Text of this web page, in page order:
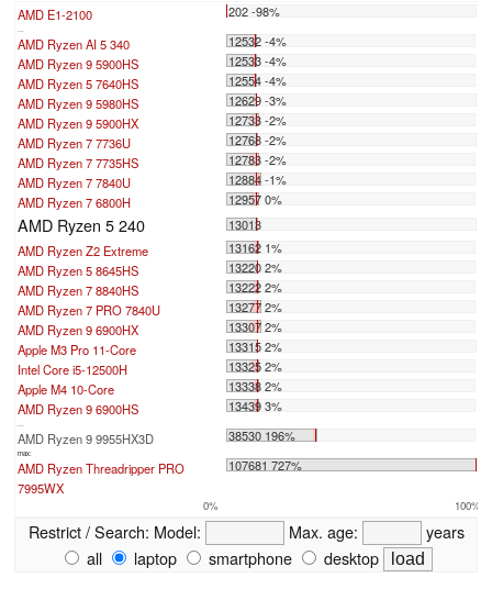
AMD E1-2100 202 -98%
...
AMD Ryzen AI 5 340
12532 -4%
AMD Ryzen 9 5900HS
12533 -4%
AMD Ryzen 5 7640HS
12554 -4%
AMD Ryzen 9 5980HS
12629 -3%
AMD Ryzen 9 5900HX
12733 -2%
AMD Ryzen 7 7736U
12768 -2%
AMD Ryzen 7 7735HS
12783 -2%
AMD Ryzen 7 7840U
12884 -1%
AMD Ryzen 7 6800H
12957 0%
AMD Ryzen 5 240
13013
AMD Ryzen Z2 Extreme
13162 1%
AMD Ryzen 5 8645HS
13220 2%
AMD Ryzen 7 8840HS
13222 2%
AMD Ryzen 7 PRO 7840U
13277 2%
AMD Ryzen 9 6900HX
13307 2%
Apple M3 Pro 11-Core
13315 2%
Intel Core i5-12500H
13325 2%
Apple M4 10-Core
13338 2%
AMD Ryzen 9 6900HS
13439 3%
...
AMD Ryzen 9 9955HX3D 38530 196%
max:
AMD Ryzen Threadripper PRO
7995WX
107681 727%
0% 100%
Restrict / Search: Model: Max. age:
years
all
laptop smartphone desktop